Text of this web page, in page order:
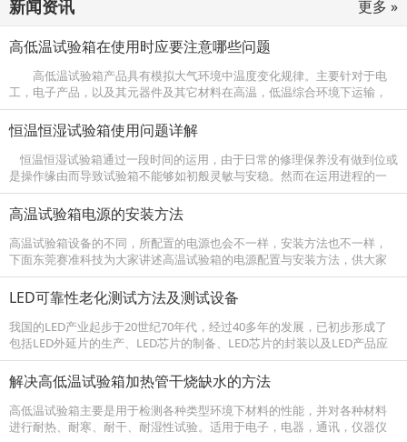
新闻资讯
更多 »
高低温试验箱在使用时应要注意哪些问题
高低温试验箱产品具有模拟大气环境中温度变化规律。主要针对于电
工，电子产品，以及其元器件及其它材料在高温，低温综合环境下运输，
使用时的适应性试验。用于产品设计，改进，鉴定及检验等环节。 高低温
试验箱适...
恒温恒湿试验箱使用问题详解
恒温恒湿试验箱通过一段时间的运用，由于日常的修理保养没有做到位或
是操作缘由而导致试验箱不能够如初般灵敏与安稳。然而在运用进程的一
系列处理，都需求依照相关规则进行处理，然后不依照相关规则处理会呈
现...
高温试验箱电源的安装方法
高温试验箱设备的不同，所配置的电源也会不一样，安装方法也不一样，
下面东莞赛准科技为大家讲述高温试验箱的电源配置与安装方法，供大家
参考： 1、配置电源之前请检查机器在运输过程中有无损坏，电源线有无破
损，机...
LED可靠性老化测试方法及测试设备
我国的LED产业起步于20世纪70年代，经过40多年的发展，已初步形成了
包括LED外延片的生产、LED芯片的制备、LED芯片的封装以及LED产品应
用在内的较为完整的产业链，目前已经跻身为世界范围内LED产业...
解决高低温试验箱加热管干烧缺水的方法
高低温试验箱主要是用于检测各种类型环境下材料的性能，并对各种材料
进行耐热、耐寒、耐干、耐湿性试验。适用于电子，电器，通讯，仪器仪